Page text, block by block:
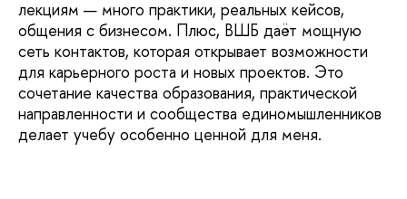
лекциям — много практики, реальных кейсов,
общения с бизнесом. Плюс, ВШБ даёт мощную
сеть контактов, которая открывает возможности
для карьерного роста и новых проектов. Это
сочетание качества образования, практической
направленности и сообщества единомышленников
делает учебу особенно ценной для меня.